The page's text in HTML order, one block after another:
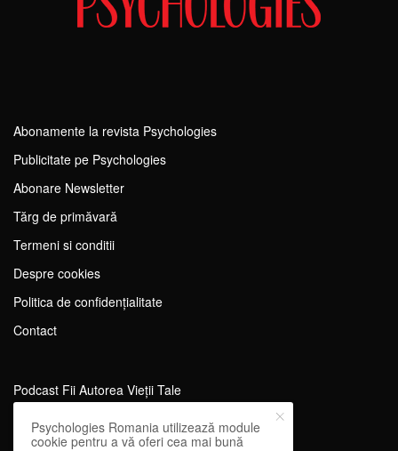
Abonamente la revista Psychologies
Publicitate pe Psychologies
Abonare Newsletter
Tărg de primăvară
Termeni si conditii
Despre cookies
Politica de confidențialitate
Contact
Podcast Fii Autorea Vieții Tale
Evenimente Fii Autoarea Vieții Tale!
SportEdu
Psychologies Romania utilizează module
cookie pentru a vă oferi cea mai bună